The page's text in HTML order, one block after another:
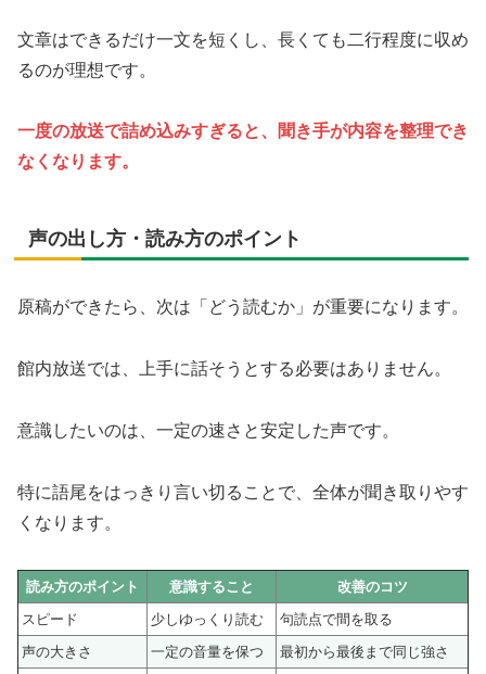
文章はできるだけ一文を短くし、長くても二行程度に収め
るのが理想です。
一度の放送で詰め込みすぎると、聞き手が内容を整理でき
なくなります。
声の出し方・読み方のポイント
原稿ができたら、次は「どう読むか」が重要になります。
館内放送では、上手に話そうとする必要はありません。
意識したいのは、一定の速さと安定した声です。
特に語尾をはっきり言い切ることで、全体が聞き取りやす
くなります。
読み方のポイント 意識すること
改善のコツ
スピード
少しゆっくり読む
句読点で間を取る
声の大きさ
一定の音量を保つ
最初から最後まで同じ強さ